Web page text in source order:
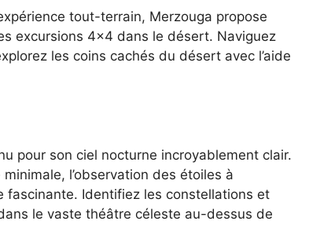
tout-terrain, Merzouga propose
excursions 4×4 dans le désert. Naviguez
les coins cachés du désert avec l’aide
pour son ciel nocturne incroyablement clair.
l’observation des étoiles à
fascinante. Identifiez les constellations et
le vaste théâtre céleste au-dessus de